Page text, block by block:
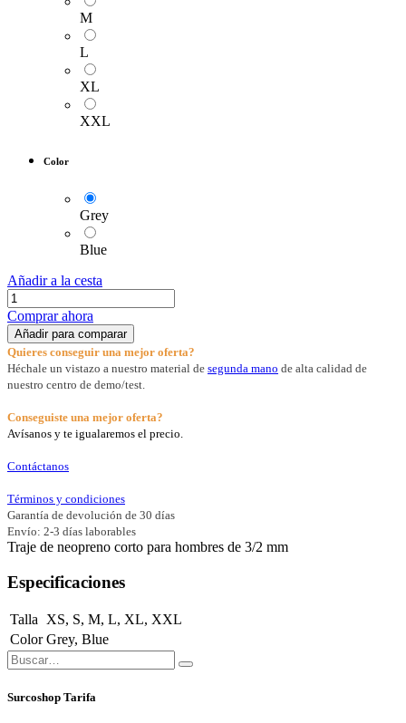
M
L
XL
XXL
Color
Grey
Blue
Añadir a la cesta
Comprar ahora
Añadir para comparar
Quieres conseguir una mejor oferta?
Héchale un vistazo a nuestro material de segunda mano de alta calidad de
nuestro centro de demo/test.
Conseguiste una mejor oferta?
Avísanos y te igualaremos el precio.
Contáctanos
Términos y condiciones
Garantía de devolución de 30 días
Envío: 2-3 días laborables
Traje de neopreno corto para hombres de 3/2 mm
Especificaciones
Talla XS, S, M, L, XL, XXL
Color Grey, Blue
Surcoshop Tarifa